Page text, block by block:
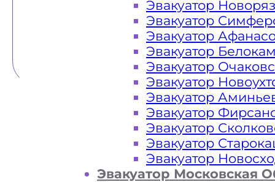
Эвакуатор
Эвакуатор
Эвакуатор
Эвакуатор
Эвакуатор
Эвакуатор
Эвакуатор
Эвакуатор
Эвакуатор
Эвакуатор
Эвакуатор
Эвакуатор Московская